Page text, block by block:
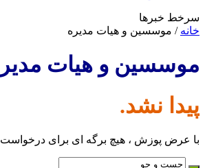
سرخط خبرها
خانه / موسسین و هیات مدیره
موسسین و هیات
پیدا نشد.
با عرض پوزش ، هیچ برگه ای برای درخواست